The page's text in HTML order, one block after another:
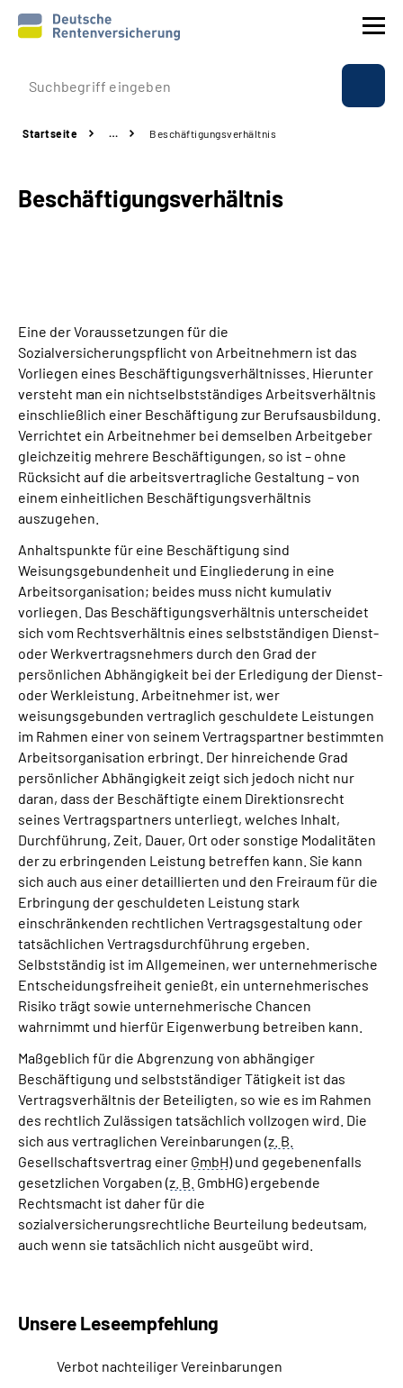
Prävention
Rente
Über uns & Presse
Online-Services
Suche
Language
Inhalte in Gebärdensprache (DGS)
Leichte Sprache
Mein Kundenportal
Startseite … Beschäftigungsverhältnis
Beschäftigungsverhältnis
Eine der Voraussetzungen für die
Sozialversicherungspflicht von Arbeitnehmern ist das
Vorliegen eines Beschäftigungsverhältnisses. Hierunter
versteht man ein nichtselbstständiges Arbeitsverhältnis
einschließlich einer Beschäftigung zur Berufsausbildung.
Verrichtet ein Arbeitnehmer bei demselben Arbeitgeber
gleichzeitig mehrere Beschäftigungen, so ist – ohne
Rücksicht auf die arbeitsvertragliche Gestaltung – von
einem einheitlichen Beschäftigungsverhältnis
auszugehen.
Anhaltspunkte für eine Beschäftigung sind
Weisungsgebundenheit und Eingliederung in eine
Arbeitsorganisation; beides muss nicht kumulativ
vorliegen. Das Beschäftigungsverhältnis unterscheidet
sich vom Rechtsverhältnis eines selbstständigen Dienst-
oder Werkvertragsnehmers durch den Grad der
persönlichen Abhängigkeit bei der Erledigung der Dienst-
oder Werkleistung. Arbeitnehmer ist, wer
weisungsgebunden vertraglich geschuldete Leistungen
im Rahmen einer von seinem Vertragspartner bestimmten
Arbeitsorganisation erbringt. Der hinreichende Grad
persönlicher Abhängigkeit zeigt sich jedoch nicht nur
daran, dass der Beschäftigte einem Direktionsrecht
seines Vertragspartners unterliegt, welches Inhalt,
Durchführung, Zeit, Dauer, Ort oder sonstige Modalitäten
der zu erbringenden Leistung betreffen kann. Sie kann
sich auch aus einer detaillierten und den Freiraum für die
Erbringung der geschuldeten Leistung stark
einschränkenden rechtlichen Vertragsgestaltung oder
tatsächlichen Vertragsdurchführung ergeben.
Selbstständig ist im Allgemeinen, wer unternehmerische
Entscheidungsfreiheit genießt, ein unternehmerisches
Risiko trägt sowie unternehmerische Chancen
wahrnimmt und hierfür Eigenwerbung betreiben kann.
Maßgeblich für die Abgrenzung von abhängiger
Beschäftigung und selbstständiger Tätigkeit ist das
Vertragsverhältnis der Beteiligten, so wie es im Rahmen
des rechtlich Zulässigen tatsächlich vollzogen wird. Die
sich aus vertraglichen Vereinbarungen (z. B.
Gesellschaftsvertrag einer GmbH) und gegebenenfalls
gesetzlichen Vorgaben (z. B. GmbHG) ergebende
Rechtsmacht ist daher für die
sozialversicherungsrechtliche Beurteilung bedeutsam,
auch wenn sie tatsächlich nicht ausgeübt wird.
Unsere Leseempfehlung
Verbot nachteiliger Vereinbarungen